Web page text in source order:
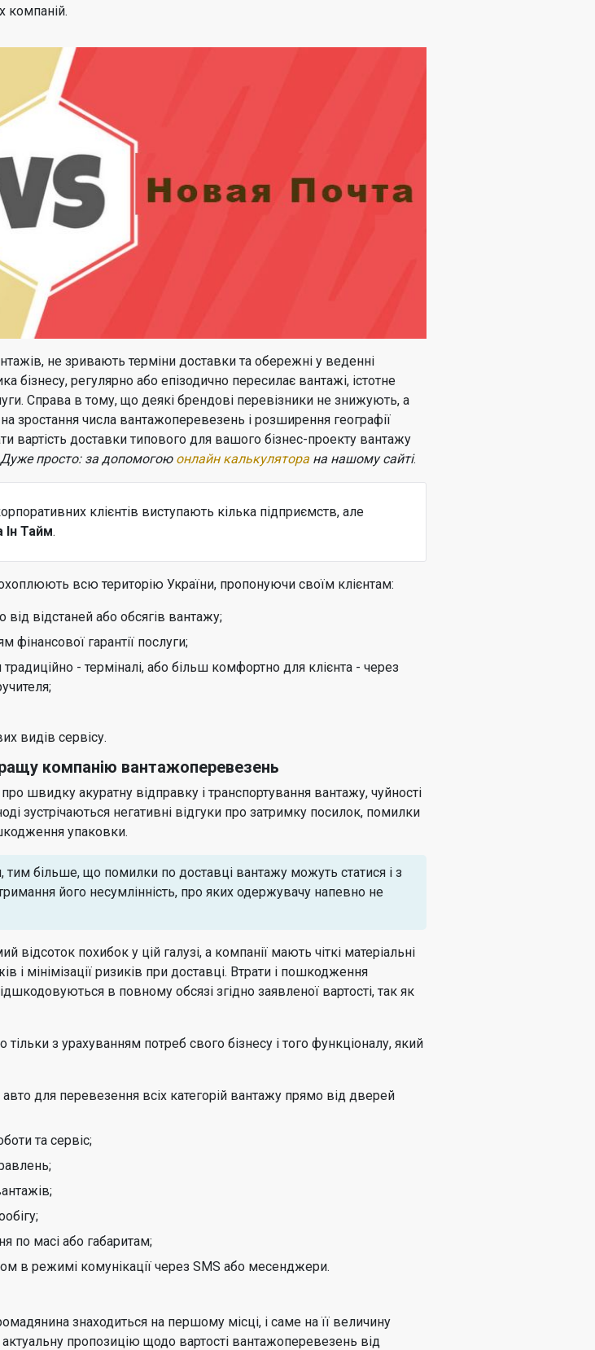
компаній.
не зривають терміни доставки та обережні у веденні
бізнесу, регулярно або епізодично пересилає вантажі, істотне
Справа в тому, що деякі брендові перевізники не знижують, а
зростання числа вантажоперевезень і розширення географії
вартість доставки типового для вашого бізнес-проекту вантажу
просто: за допомогою онлайн калькулятора на нашому сайті.
клієнтів виступають кілька підприємств, але
Тайм.
всю територію України, пропонуючи своїм клієнтам:
відстаней або обсягів вантажу;
гарантії послуги;
- терміналі, або більш комфортно для клієнта - через
видів сервісу.
компанію вантажоперевезень
швидку акуратну відправку і транспортування вантажу, чуйності
зустрічаються негативні відгуки про затримку посилок, помилки
упаковки.
тим більше, що помилки по доставці вантажу можуть статися і з
його несумлінність, про яких одержувачу напевно не
похибок у цій галузі, а компанії мають чіткі матеріальні
мінімізації ризиків при доставці. Втрати і пошкодження
в повному обсязі згідно заявленої вартості, так як
з урахуванням потреб свого бізнесу і того функціоналу, який
для перевезення всіх категорій вантажу прямо від дверей
та сервіс;
по масі або габаритам;
в режимі комунікації через SMS або месенджери.
знаходиться на першому місці, і саме на її величину
пропозицію щодо вартості вантажоперевезень від